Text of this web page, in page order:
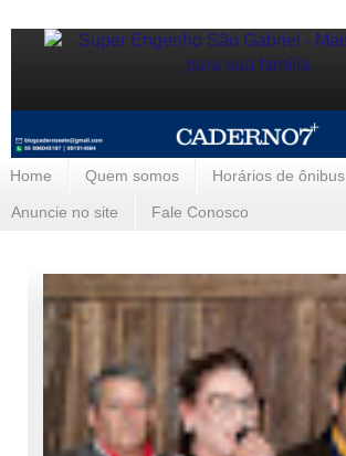
Home Quem somos Horários de ônibus
Anuncie no site Fale Conosco